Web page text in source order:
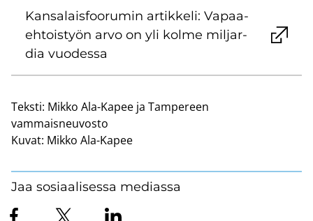
Kan­sa­lais­foo­ru­min ar­tik­ke­li: Va­paa­
eh­tois­työn arvo on yli kolme mil­jar­
dia vuo­des­sa
Teksti: Mikko Ala-Kapee ja Tampereen
vammaisneuvosto
Kuvat: Mikko Ala-Kapee
Jaa sosiaalisessa mediassa